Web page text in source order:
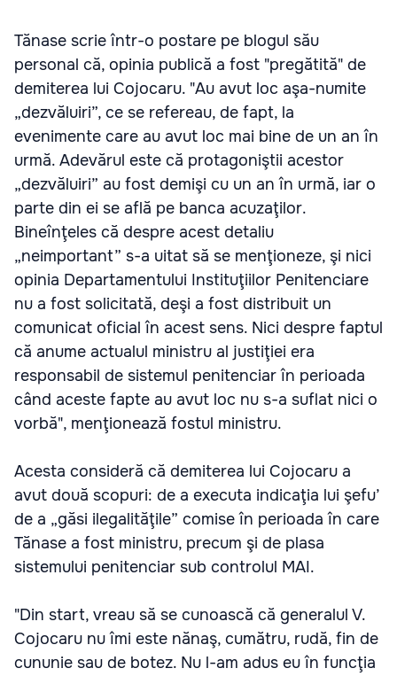
Tănase scrie într-o postare pe blogul său
personal că, opinia publică a fost "pregătită" de
demiterea lui Cojocaru. "Au avut loc aşa-numite
„dezvăluiri”, ce se refereau, de fapt, la
evenimente care au avut loc mai bine de un an în
urmă. Adevărul este că protagoniştii acestor
„dezvăluiri” au fost demişi cu un an în urmă, iar o
parte din ei se află pe banca acuzaţilor.
Bineînţeles că despre acest detaliu
„neimportant” s-a uitat să se menţioneze, şi nici
opinia Departamentului Instituţiilor Penitenciare
nu a fost solicitată, deşi a fost distribuit un
comunicat oficial în acest sens. Nici despre faptul
că anume actualul ministru al justiţiei era
responsabil de sistemul penitenciar în perioada
când aceste fapte au avut loc nu s-a suflat nici o
vorbă", menţionează fostul ministru.
Acesta consideră că demiterea lui Cojocaru a
avut două scopuri: de a executa indicaţia lui şefu’
de a „găsi ilegalităţile” comise în perioada în care
Tănase a fost ministru, precum şi de plasa
sistemului penitenciar sub controlul MAI.
"Din start, vreau să se cunoască că generalul V.
Cojocaru nu îmi este nănaş, cumătru, rudă, fin de
cununie sau de botez. Nu l-am adus eu în funcţia